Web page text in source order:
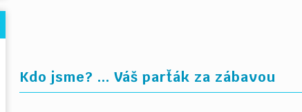
Kdo jsme? ... Váš parťák za zábavou